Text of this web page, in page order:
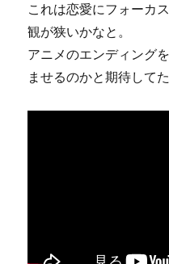
これは恋愛にフォーカ
観が狭いかなと。
アニメのエンディング
ませるのかと期待して